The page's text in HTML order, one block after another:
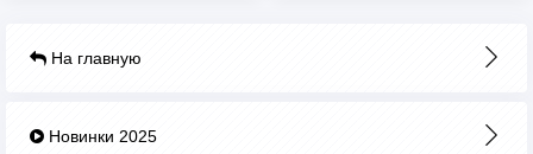
На главную
Новинки 2025